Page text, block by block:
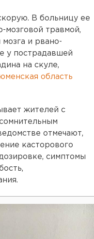
В больницу ее
мозговой травмой,
и рвано-
у пострадавшей
на скуле,
область
жителей с
отмечают,
касторового
симптомы